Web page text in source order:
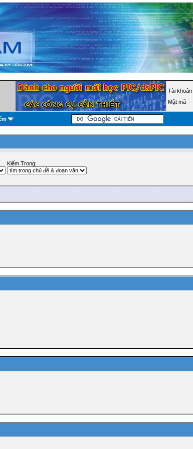
Tài khoản
Mật mã
Kiếm Trong: